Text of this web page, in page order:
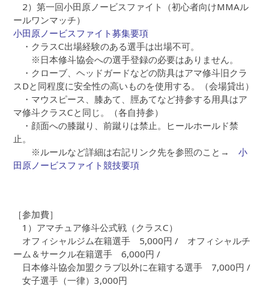
2）第一回小田原ノービスファイト（初心者向けMMAル
ールワンマッチ）
小田原ノービスファイト募集要項
・クラスC出場経験のある選手は出場不可。
※日本修斗協会への選手登録の必要はありません。
・クローブ、ヘッドガードなどの防具はアマ修斗旧クラ
スDと同程度に安全性の高いものを使用する。（会場貸出）
・マウスピース、膝あて、脛あてなど持参する用具はア
マ修斗クラスCと同じ。（各自持参）
・顔面への膝蹴り、前蹴りは禁止。ヒールホールド禁
止。
※ルールなど詳細は右記リンク先を参照のこと→小
田原ノービスファイト競技要項
［参加費］
1）アマチュア修斗公式戦（クラスC）
オフィシャルジム在籍選手 5,000円 / オフィシャルチ
ーム＆サークル在籍選手 6,000円 /
日本修斗協会加盟クラブ以外に在籍する選手 7,000円 /
女子選手（一律）3,000円